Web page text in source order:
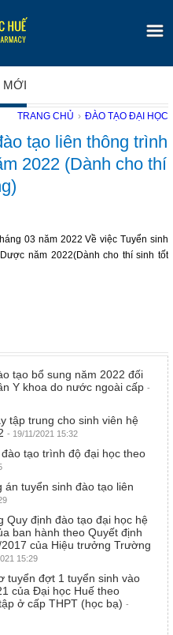
MỚI
TRANG CHỦ › ĐÀO TẠO ĐẠI HỌC
tạo liên thông trình
2022 (Dành cho thí
03 năm 2022 Về việc Tuyển sinh
năm 2022(Dành cho thí sinh tốt
tạo bổ sung năm 2022 đối
Y khoa do nước ngoài cấp -
tập trung cho sinh viên hệ
- 19/11/2021 15:32
tạo trình độ đại học theo
tuyển sinh đào tạo liên
Quy định đào tạo đại học hệ
ban hành theo Quyết định
của Hiệu trưởng Trường
15:29
tuyển đợt 1 tuyển sinh vào
của Đại học Huế theo
ở cấp THPT (học bạ) -